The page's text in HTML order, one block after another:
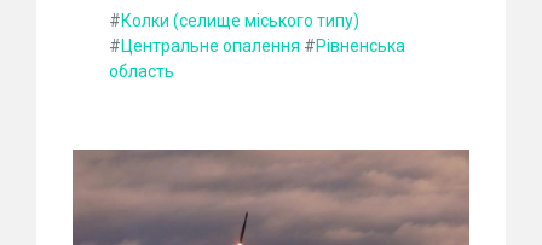
#Колки (селище міського типу)
#Центральне опалення #Рівненська
область